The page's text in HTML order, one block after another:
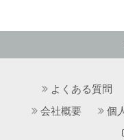
よくある質問
会社概要
個